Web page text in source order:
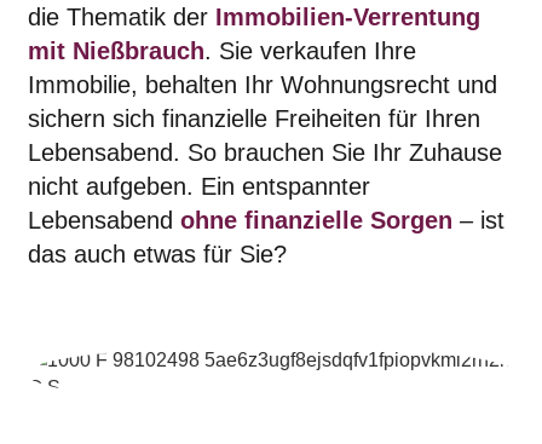
die Thematik der Immobilien-Verrentung
mit Nießbrauch. Sie verkaufen Ihre
Immobilie, behalten Ihr Wohnungsrecht und
sichern sich finanzielle Freiheiten für Ihren
Lebensabend. So brauchen Sie Ihr Zuhause
nicht aufgeben. Ein entspannter
Lebensabend ohne finanzielle Sorgen – ist
das auch etwas für Sie?